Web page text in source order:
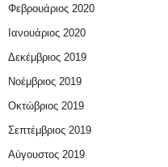
Φεβρουάριος 2020
Ιανουάριος 2020
Δεκέμβριος 2019
Νοέμβριος 2019
Οκτώβριος 2019
Σεπτέμβριος 2019
Αύγουστος 2019